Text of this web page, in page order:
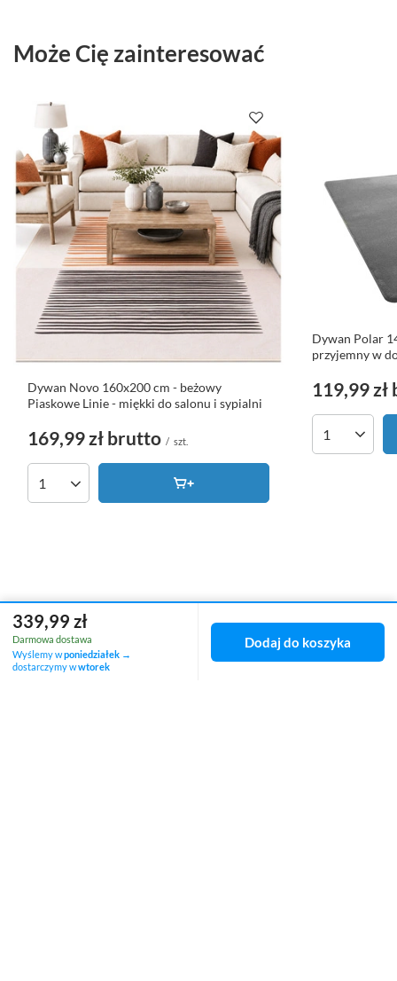
Może Cię zainteresować
Dywan Novo 160x200 cm - beżowy
Piaskowe Linie - miękki do salonu i sypialni
169,99 zł brutto / szt.
Ilość produktów
Dywan Polar
przyjemny w
119,99 zł
Ilość
Zamówienia
339,99 zł
Darmowa dostawa
Wyślemy wponiedziałek →
dostarczymy wwtorek
Dodaj do koszyka